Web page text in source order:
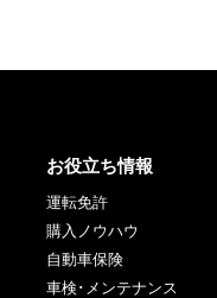
お役立ち情報
運転免許
購入ノウハウ
自動車保険
車検･メンテナンス